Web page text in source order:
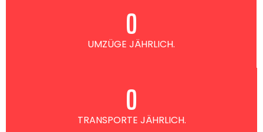
UMZÜGE JÄHRLICH.
0
TRANSPORTE JÄHRLICH.
0